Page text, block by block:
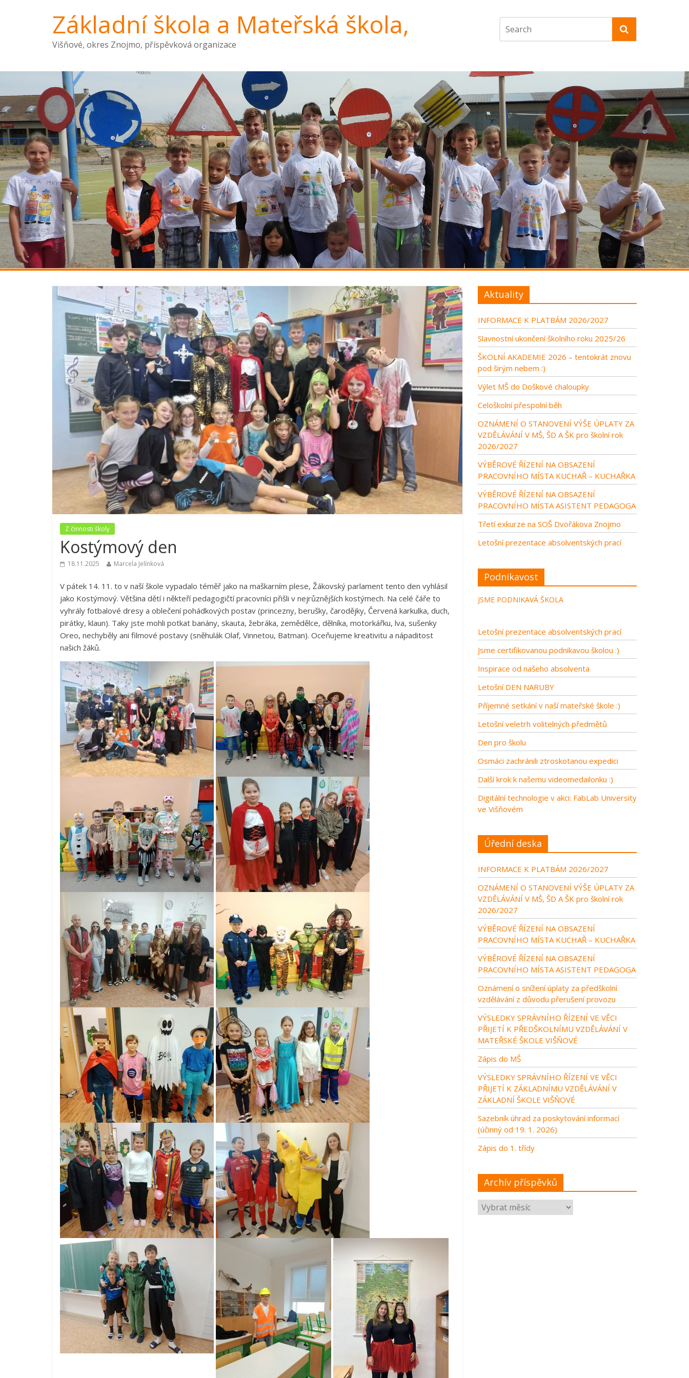
Základní škola a Mateřská škola,
Višňové, okres Znojmo, příspěvková organizace
Z činnosti školy
Kostýmový den
18.11.2025 Marcela Jelínková
V pátek 14. 11. to v naší škole vypadalo téměř jako na maškarním plese, Žákovský parlament tento den vyhlásil
jako Kostýmový. Většina dětí i někteří pedagogičtí pracovníci přišli v nejrůznějších kostýmech. Na celé čáře to
vyhrály fotbalové dresy a oblečení pohádkových postav (princezny, berušky, čarodějky, Červená karkulka, duch,
pirátky, klaun). Taky jste mohli potkat banány, skauta, žebráka, zemědělce, dělníka, motorkářku, lva, sušenky
Oreo, nechyběly ani filmové postavy (sněhulák Olaf, Vinnetou, Batman). Oceňujeme kreativitu a nápaditost
našich žáků.
Aktuality
INFORMACE K PLATBÁM 2026/2027
Slavnostní ukončení školního roku 2025/26
ŠKOLNÍ AKADEMIE 2026 – tentokrát znovu
pod širým nebem :)
Výlet MŠ do Doškové chaloupky
Celoškolní přespolní běh
OZNÁMENÍ O STANOVENÍ VÝŠE ÚPLATY ZA
VZDĚLÁVÁNÍ V MŠ, ŠD A ŠK pro školní rok
2026/2027
VÝBĚROVÉ ŘÍZENÍ NA OBSAZENÍ
PRACOVNÍHO MÍSTA KUCHAŘ – KUCHAŘKA
VÝBĚROVÉ ŘÍZENÍ NA OBSAZENÍ
PRACOVNÍHO MÍSTA ASISTENT PEDAGOGA
Třetí exkurze na SOŠ Dvořákova Znojmo
Letošní prezentace absolventských prací
Podnikavost
JSME PODNIKAVÁ ŠKOLA
Letošní prezentace absolventských prací
Jsme certifikovanou podnikavou školou :)
Inspirace od našeho absolventa
Letošní DEN NARUBY
Příjemné setkání v naší mateřské škole :)
Letošní veletrh volitelných předmětů
Den pro školu
Osmáci zachránili ztroskotanou expedici
Další krok k našemu videomedailonku :)
Digitální technologie v akci: FabLab University
ve Višňovém
Úřední deska
INFORMACE K PLATBÁM 2026/2027
OZNÁMENÍ O STANOVENÍ VÝŠE ÚPLATY ZA
VZDĚLÁVÁNÍ V MŠ, ŠD A ŠK pro školní rok
2026/2027
VÝBĚROVÉ ŘÍZENÍ NA OBSAZENÍ
PRACOVNÍHO MÍSTA KUCHAŘ – KUCHAŘKA
VÝBĚROVÉ ŘÍZENÍ NA OBSAZENÍ
PRACOVNÍHO MÍSTA ASISTENT PEDAGOGA
Oznámení o snížení úplaty za předškolní
vzdělávání z důvodu přerušení provozu
VÝSLEDKY SPRÁVNÍHO ŘÍZENÍ VE VĚCI
PŘIJETÍ K PŘEDŠKOLNÍMU VZDĚLÁVÁNÍ V
MATEŘSKÉ ŠKOLE VIŠŇOVÉ
Zápis do MŠ
VÝSLEDKY SPRÁVNÍHO ŘÍZENÍ VE VĚCI
PŘIJETÍ K ZÁKLADNÍMU VZDĚLÁVÁNÍ V
ZÁKLADNÍ ŠKOLE VIŠŇOVÉ
Sazebník úhrad za poskytování informací
(účinný od 19. 1. 2026)
Zápis do 1. třídy
Archív příspěvků